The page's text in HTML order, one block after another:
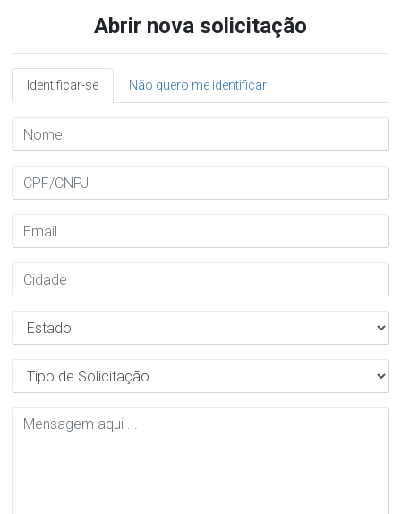
Abrir nova solicitação
Identificar-se Não quero me identificar